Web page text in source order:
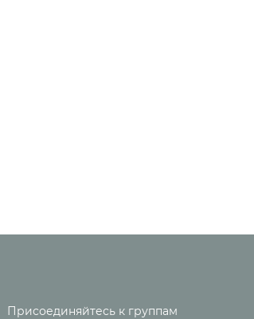
Присоединяйтесь к группам